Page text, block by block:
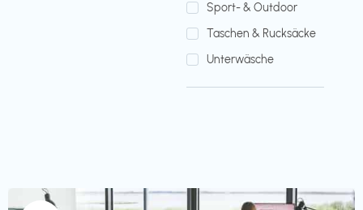
Sport- & Outdoor
Taschen & Rucksäcke
Unterwäsche